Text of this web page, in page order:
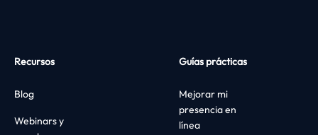
Recursos
Blog
Webinars y
Guías prácticas
Mejorar mi
presencia en
línea